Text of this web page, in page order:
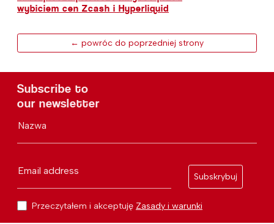
wybiciem cen Zcash i Hyperliquid
← powróc do poprzedniej strony
Subscribe to
our newsletter
Nazwa
Email address
Subskrybuj
Przeczytałem i akceptuję Zasady i warunki